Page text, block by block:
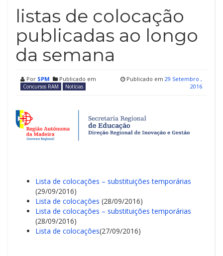
listas de colocação
publicadas ao longo
da semana
Por SPM Publicado em
Concursos RAM Notícias
Publicado em 29 Setembro ,
2016
Lista de colocações – substituições temporárias
(29/09/2016)
Lista de colocações (28/09/2016)
Lista de colocações – substituições temporárias
(28/09/2016)
Lista de colocações(27/09/2016)